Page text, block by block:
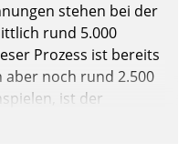
stehen bei der
rund 5.000
Prozess ist bereits
aber noch rund 2.500
ist der
immens. Im